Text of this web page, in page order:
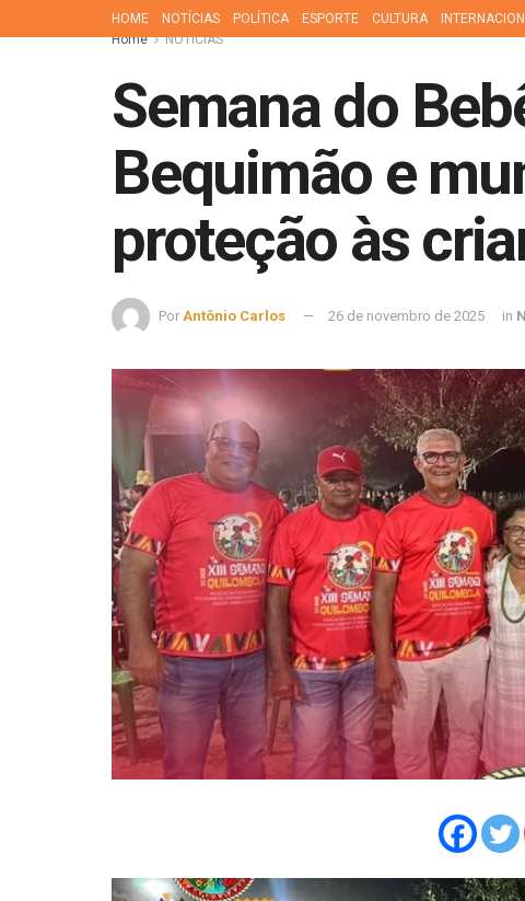
HOME NOTÍCIAS POLÍTICA ESPORTE CULTURA
Home
NOTÍCIAS
Semana do
Bequimão e
proteção às
Por Antônio Carlos 26 de novembro de 2025 in